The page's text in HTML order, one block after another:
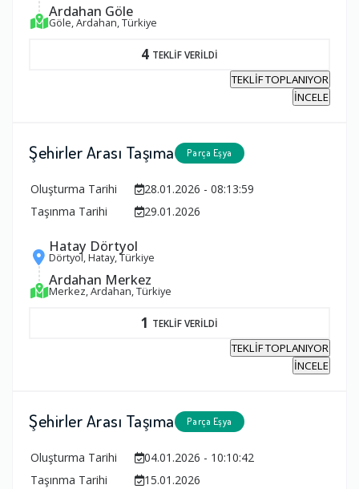
Ardahan Göle
Göle, Ardahan, Türkiye
4 TEKLİF VERİLDİ
TEKLİF TOPLANIYOR
İNCELE
Şehirler Arası Taşıma Parça Eşya
Oluşturma Tarihi
28.01.2026 - 08:13:59
Taşınma Tarihi
29.01.2026
Hatay Dörtyol
Dörtyol, Hatay, Türkiye
Ardahan Merkez
Merkez, Ardahan, Türkiye
1 TEKLİF VERİLDİ
TEKLİF TOPLANIYOR
İNCELE
Şehirler Arası Taşıma Parça Eşya
Oluşturma Tarihi
04.01.2026 - 10:10:42
Taşınma Tarihi
15.01.2026